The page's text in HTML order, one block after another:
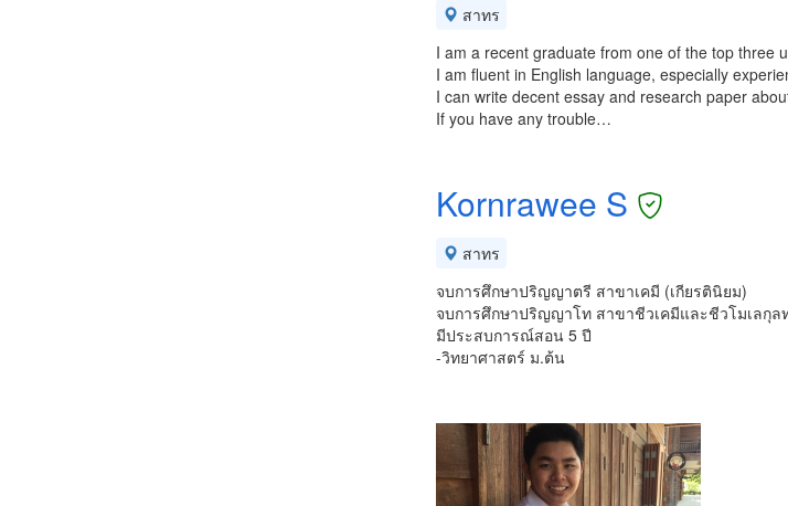
สาทร
I am a recent graduate from one of the top three
I am fluent in English language, especially
I can write decent essay and research paper
If you have any trouble…
Kornrawee S
สาทร
จบการศึกษาปริญญาตรี สาขาเคมี (เกียรตินิยม)
จบการศึกษาปริญญาโท สาขาชีวเคมีและชีวโมเลกุล
มีประสบการณ์สอน 5 ปี
-วิทยาศาสตร์ ม.ต้น